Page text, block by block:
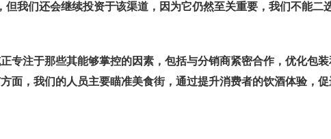
但我们还会继续投资于该渠道，因为它仍然至关重要，我们不能二
专注于那些其能够掌控的因素，包括与分销商紧密合作，优化包
面，我们的人员主要瞄准美食街，通过提升消费者的饮酒体验，